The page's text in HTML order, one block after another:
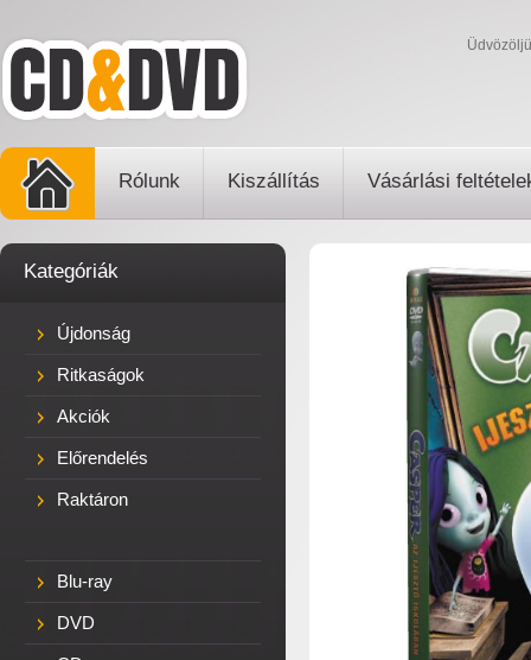
Rólunk Kiszállítás Vásárlási
Kategóriák
Újdonság
Ritkaságok
Akciók
Előrendelés
Raktáron
Blu-ray
DVD